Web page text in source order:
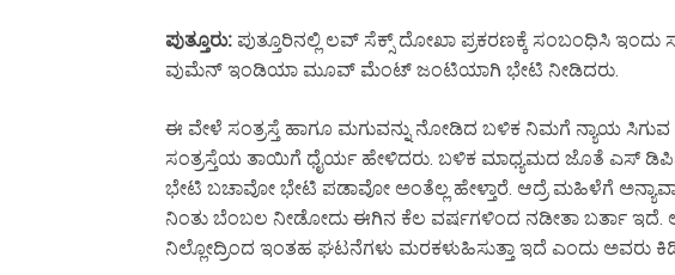
ಪುತ್ತೂರು: ಪುತ್ತೂರಿನಲ್ಲಿ ಲವ್ ಸೆಕ್ಸ್ ದೋಖಾ ಪ್ರಕರಣಕ್ಕೆ ಸಂಬಂಧಿಸಿ
ವುಮೆನ್ ಇಂಡಿಯಾ ಮೂವ್ ಮೆಂಟ್ ಜಂಟಿಯಾಗಿ ಭೇಟಿ ನೀಡಿದರು.
ಈ ವೇಳೆ ಸಂತ್ರಸ್ತೆ ಹಾಗೂ ಮಗುವನ್ನು ನೋಡಿದ ಬಳಿಕ ನಿಮಗೆ ನ್ಯಾಯ
ಸಂತ್ರಸ್ತೆಯ ತಾಯಿಗೆ ಧೈರ್ಯ ಹೇಳಿದರು. ಬಳಿಕ ಮಾಧ್ಯಮದ ಜೊತೆ ಎಸ್ ಡಿಪಿಐ
ಭೇಟಿ ಬಚಾವೋ ಭೇಟಿ ಪಡಾವೋ ಅಂತೆಲ್ಲ ಹೇಳ್ತಾರೆ. ಆದ್ರೆ ಮಹಿಳೆಗೆ
ನಿಂತು ಬೆಂಬಲ ನೀಡೋದು ಈಗಿನ ಕೆಲ ವರ್ಷಗಳಿಂದ ನಡೀತಾ ಬರ್ತಾ
ನಿಲ್ಲೋದ್ರಿಂದ ಇಂತಹ ಘಟನೆಗಳು ಮರಕಳುಹಿಸುತ್ತಾ ಇದೆ ಎಂದು ಅವರು